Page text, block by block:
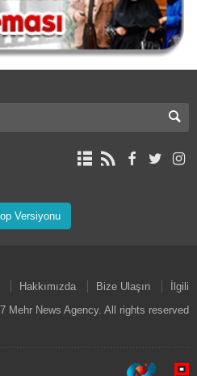
Versiyonu
Hakkımızda Bize Ulaşın
İlgili
Mehr News Agency. All rights reserved